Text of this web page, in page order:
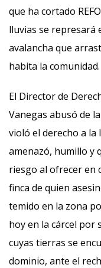
que ha cortado
lluvias se represará
avalancha que
habita la comunidad.
El Director de
Vanegas abusó de
violó el derecho a la
amenazó, humillo y
riesgo al ofrecer en
finca de quien
temido en la zona
hoy en la cárcel por
cuyas tierras se
dominio, ante el